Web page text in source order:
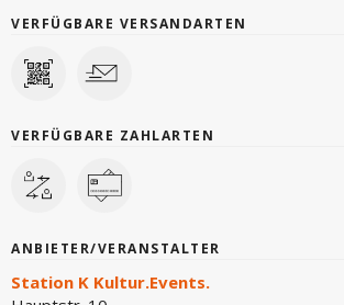
VERFÜGBARE VERSANDARTEN
VERFÜGBARE ZAHLARTEN
ANBIETER/VERANSTALTER
Station K Kultur.Events.